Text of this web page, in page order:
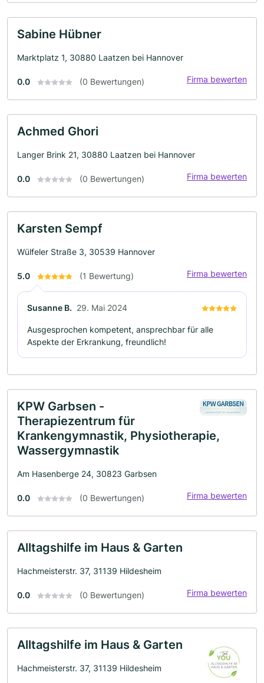
Sabine Hübner
Marktplatz 1, 30880 Laatzen bei Hannover
0.0 (0 Bewertungen) Firma bewerten
Achmed Ghori
Langer Brink 21, 30880 Laatzen bei Hannover
0.0 (0 Bewertungen) Firma bewerten
Karsten Sempf
Wülfeler Straße 3, 30539 Hannover
5.0 (1 Bewertung) Firma bewerten
Susanne B. 29. Mai 2024
Ausgesprochen kompetent, ansprechbar für alle
Aspekte der Erkrankung, freundlich!
KPW Garbsen -
Therapiezentrum für
Krankengymnastik, Physiotherapie,
Wassergymnastik
Am Hasenberge 24, 30823 Garbsen
0.0 (0 Bewertungen) Firma bewerten
Alltagshilfe im Haus & Garten
Hachmeisterstr. 37, 31139 Hildesheim
0.0 (0 Bewertungen) Firma bewerten
Alltagshilfe im Haus & Garten
Hachmeisterstr. 37, 31139 Hildesheim